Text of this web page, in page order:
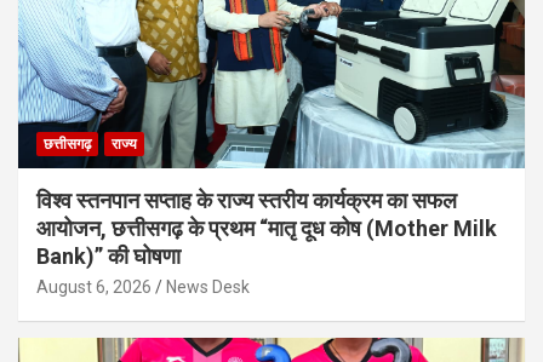
छत्तीसगढ़ राज्य
विश्व स्तनपान सप्ताह के राज्य स्तरीय कार्यक्रम का सफल
आयोजन, छत्तीसगढ़ के प्रथम “मातृ दूध कोष (Mother Milk
Bank)” की घोषणा
August 6, 2026 News Desk